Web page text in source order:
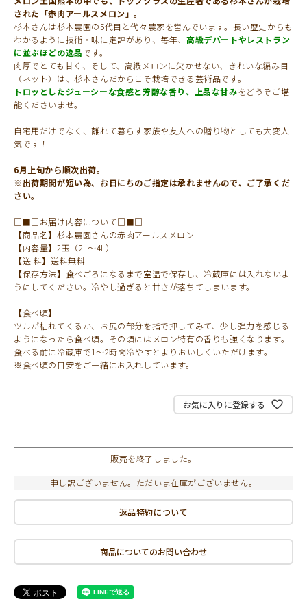
された「赤肉アールスメロン」。
杉本さんは杉本農園の5代目と代々農家を営んでいます。長い歴史からも
わかるように技術・味に定評があり、毎年、高級デパートやレストラン
に並ぶほどの逸品です。
肉厚でとても甘く、そして、高級メロンに欠かせない、きれいな編み目
（ネット）は、杉本さんだからこそ栽培できる芸術品です。
トロッとしたジューシーな食感と芳醇な香り、上品な甘みをどうぞご堪
能くださいませ。
自宅用だけでなく、離れて暮らす家族や友人への贈り物としても大変人
気です！
6月上旬から順次出荷。
※出荷期間が短い為、お日にちのご指定は承れませんので、ご了承くだ
さい。
□■□お届け内容について□■□
【商品名】杉本農園さんの赤肉アールスメロン
【内容量】2玉（2L～4L）
【送 料】送料無料
【保存方法】食べごろになるまで室温で保存し、冷蔵庫には入れないよ
うにしてください。冷やし過ぎると甘さが落ちてしまいます。
【食べ頃】
ツルが枯れてくるか、お尻の部分を指で押してみて、少し弾力を感じる
ようになったら食べ頃。その頃にはメロン特有の香りも強くなります。
食べる前に冷蔵庫で1～2時間冷やすとよりおいしくいただけます。
※食べ頃の目安をご一緒にお入れしています。
お気に入りに登録する
販売を終了しました。
申し訳ございません。ただいま在庫がございません。
返品特約について
商品についてのお問い合わせ